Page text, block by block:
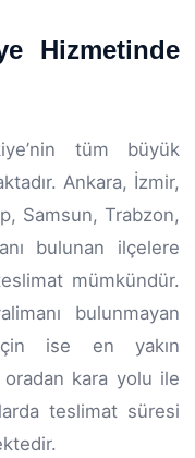
Hizmetinde
tüm büyük
Ankara, İzmir,
Samsun, Trabzon,
bulunan ilçelere
mümkündür.
bulunmayan
ise en yakın
oradan kara yolu ile
teslimat süresi